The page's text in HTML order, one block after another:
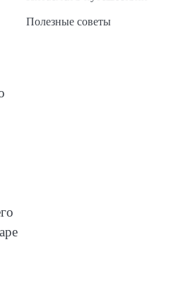
Полезные советы